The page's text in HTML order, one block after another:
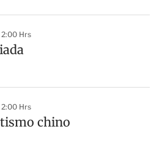
Hrs
Hrs
chino